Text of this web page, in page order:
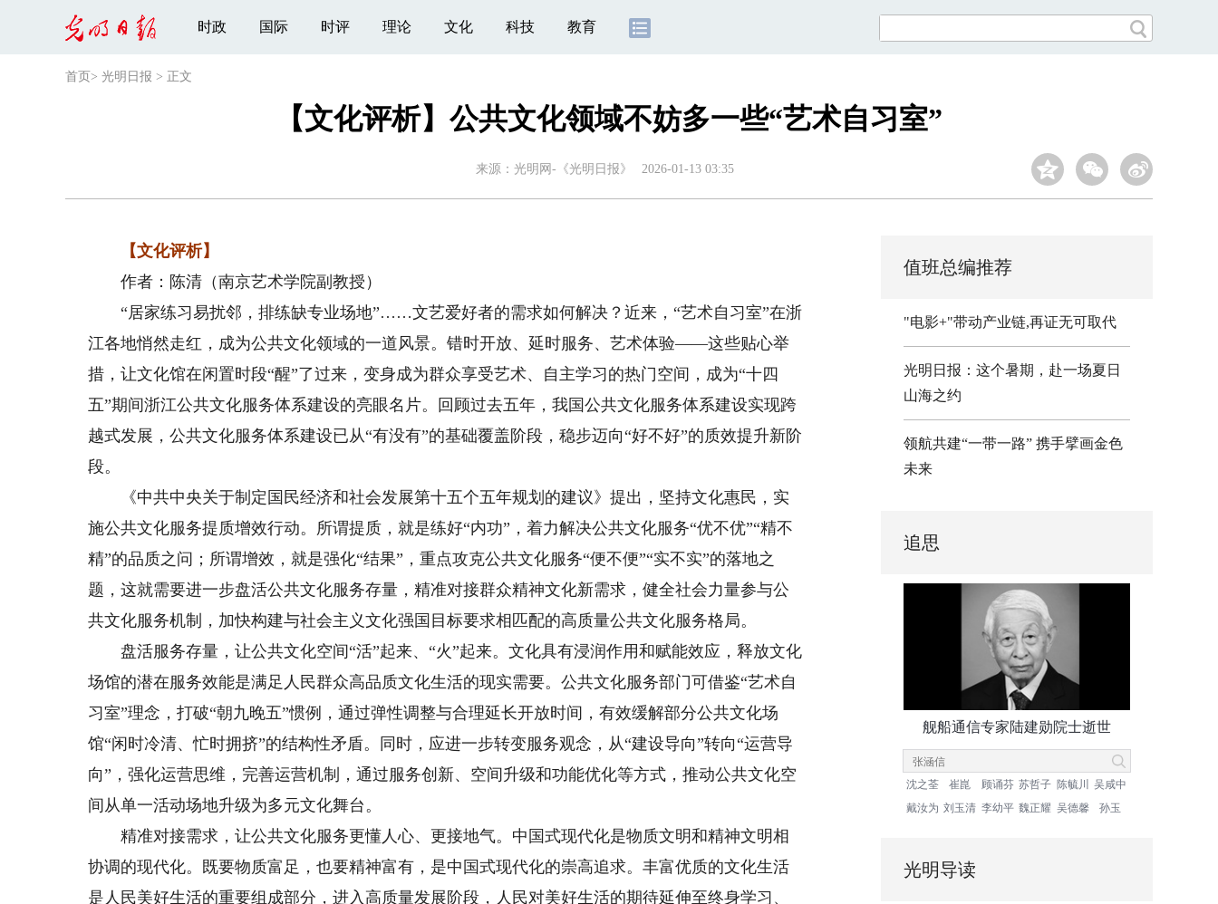
时政 国际 时评 理论 文化 科技 教育
首页 > 光明日报 > 正文
【文化评析】公共文化领域不妨多一些“艺术自习室”
来源： 光明网-《光明日报》 2026-01-13 03:35
【文化评析】
作者：陈清（南京艺术学院副教授）
“居家练习易扰邻，排练缺专业场地”……文艺爱好者的需求如何解决？近来，“艺术自习室”在浙
江各地悄然走红，成为公共文化领域的一道风景。错时开放、延时服务、艺术体验——这些贴心举
措，让文化馆在闲置时段“醒”了过来，变身成为群众享受艺术、自主学习的热门空间，成为“十四
五”期间浙江公共文化服务体系建设的亮眼名片。回顾过去五年，我国公共文化服务体系建设实现跨
越式发展，公共文化服务体系建设已从“有没有”的基础覆盖阶段，稳步迈向“好不好”的质效提升新阶
段。
《中共中央关于制定国民经济和社会发展第十五个五年规划的建议》提出，坚持文化惠民，实
施公共文化服务提质增效行动。所谓提质，就是练好“内功”，着力解决公共文化服务“优不优”“精不
精”的品质之问；所谓增效，就是强化“结果”，重点攻克公共文化服务“便不便”“实不实”的落地之
题，这就需要进一步盘活公共文化服务存量，精准对接群众精神文化新需求，健全社会力量参与公
共文化服务机制，加快构建与社会主义文化强国目标要求相匹配的高质量公共文化服务格局。
盘活服务存量，让公共文化空间“活”起来、“火”起来。文化具有浸润作用和赋能效应，释放文化
场馆的潜在服务效能是满足人民群众高品质文化生活的现实需要。公共文化服务部门可借鉴“艺术自
习室”理念，打破“朝九晚五”惯例，通过弹性调整与合理延长开放时间，有效缓解部分公共文化场
馆“闲时冷清、忙时拥挤”的结构性矛盾。同时，应进一步转变服务观念，从“建设导向”转向“运营导
向”，强化运营思维，完善运营机制，通过服务创新、空间升级和功能优化等方式，推动公共文化空
间从单一活动场地升级为多元文化舞台。
精准对接需求，让公共文化服务更懂人心、更接地气。中国式现代化是物质文明和精神文明相
协调的现代化。既要物质富足，也要精神富有，是中国式现代化的崇高追求。丰富优质的文化生活
是人民美好生活的重要组成部分，进入高质量发展阶段，人民对美好生活的期待延伸至终身学习、
值班总编推荐
"电影+"带动产业链,再证无可取代
光明日报：这个暑期，赴一场夏日
山海之约
领航共建“一带一路” 携手擘画金色
未来
追思
舰船通信专家陆建勋院士逝世
沈之荃 崔崑 顾诵芬 苏哲子 陈毓川
吴咸中
戴汝为 刘玉清 李幼平 魏正耀 吴德馨 孙玉
光明导读